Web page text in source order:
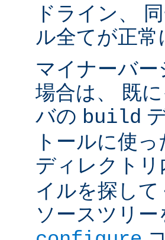
ドライン、
ル全てが正
マイナーバ
場合は、 既
バの build
トールに使
ディレクト
イルを探し
ソースツリ